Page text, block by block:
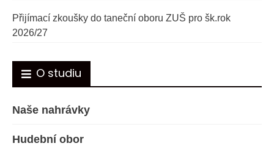
Přijímací zkoušky do taneční oboru ZUŠ pro šk.rok
2026/27
O studiu
Naše nahrávky
Hudební obor